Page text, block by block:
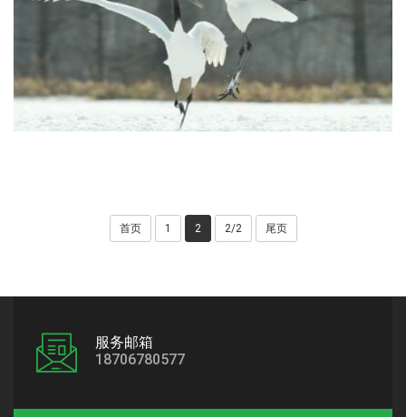
首页 1 2 2/2 尾页
服务邮箱
18706780577